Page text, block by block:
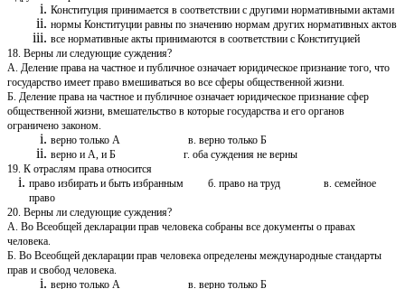
Конституция принимается в соответствии с другими нормативными актами
нормы Конституции равны по значению нормам других нормативных актов
все нормативные акты принимаются в соответствии с Конституцией
18. Верны ли следующие суждения?
А. Деление права на частное и публичное означает юридическое признание того, что
государство имеет право вмешиваться во все сферы общественной жизни.
Б. Деление права на частное и публичное означает юридическое признание сфер
общественной жизни, вмешательство в которые государства и его органов
ограничено законом.
верно только А в. верно только Б
верно и А, и Б г. оба суждения не верны
19. К отраслям права относится
право избирать и быть избранным б. право на труд в. семейное
право
20. Верны ли следующие суждения?
А. Во Всеобщей декларации прав человека собраны все документы о правах
человека.
Б. Во Всеобщей декларации прав человека определены международные стандарты
прав и свобод человека.
верно только А в. верно только Б